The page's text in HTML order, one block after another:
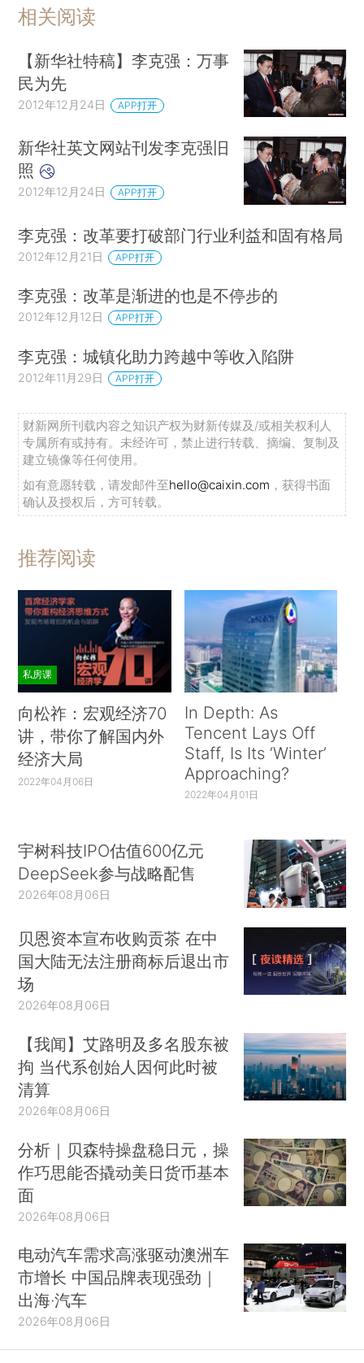
相关阅读
【新华社特稿】李克强：万事
民为先
2012年12月24日 APP打开
新华社英文网站刊发李克强旧
照
2012年12月24日 APP打开
李克强：改革要打破部门行业利益和固有格局
2012年12月21日 APP打开
李克强：改革是渐进的也是不停步的
2012年12月12日 APP打开
李克强：城镇化助力跨越中等收入陷阱
2012年11月29日 APP打开
财新网所刊载内容之知识产权为财新传媒及/或相关权利人
专属所有或持有。未经许可，禁止进行转载、摘编、复制及
建立镜像等任何使用。
如有意愿转载，请发邮件至hello@caixin.com ，获得书面
确认及授权后，方可转载。
推荐阅读
私房课
向松祚：宏观经济70
讲，带你了解国内外
经济大局
2022年04月06日
In Depth: As
Tencent Lays Off
Staff, Is Its ‘Winter’
Approaching?
2022年04月01日
宇树科技IPO估值600亿元
DeepSeek参与战略配售
2026年08月06日
贝恩资本宣布收购贡茶 在中
国大陆无法注册商标后退出市
场
2026年08月06日
【我闻】艾路明及多名股东被
拘 当代系创始人因何此时被
清算
2026年08月06日
分析｜贝森特操盘稳日元，操
作巧思能否撬动美日货币基本
面
2026年08月06日
电动汽车需求高涨驱动澳洲车
市增长 中国品牌表现强劲｜
出海·汽车
2026年08月06日